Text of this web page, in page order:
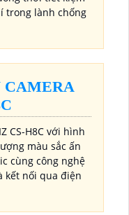
trong lành chống
CS-H8C với hình
màu sắc ấn
cùng công nghệ
kết nối qua điện